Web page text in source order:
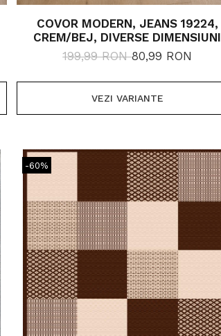
COVOR MODERN, JEANS 19224,
CREM/BEJ, DIVERSE DIMENSIUNI
199,99 RON80,99 RON
VEZI VARIANTE
-60%